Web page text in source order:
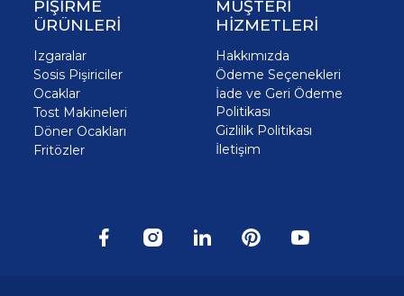
PİŞİRME
ÜRÜNLERİ
Izgaralar
Sosis Pişiriciler
Ocaklar
Tost Makineleri
Döner Ocakları
Fritözler
MÜŞTERİ
HİZMETLERİ
Hakkımızda
Ödeme Seçenekleri
İade ve Geri Ödeme
Politikası
Gizlilik Politikası
İletişim